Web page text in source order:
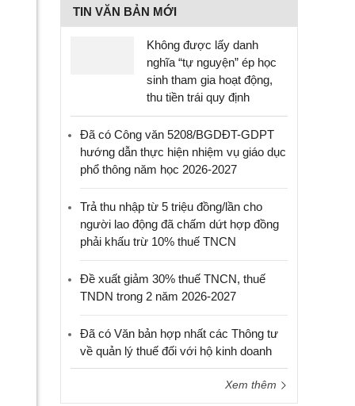
TIN VĂN BẢN MỚI
Không được lấy danh
nghĩa “tự nguyện” ép học
sinh tham gia hoạt động,
thu tiền trái quy định
Đã có Công văn 5208/BGDĐT-GDPT
hướng dẫn thực hiện nhiệm vụ giáo dục
phổ thông năm học 2026-2027
Trả thu nhập từ 5 triệu đồng/lần cho
người lao động đã chấm dứt hợp đồng
phải khấu trừ 10% thuế TNCN
Đề xuất giảm 30% thuế TNCN, thuế
TNDN trong 2 năm 2026-2027
Đã có Văn bản hợp nhất các Thông tư
về quản lý thuế đối với hộ kinh doanh
Xem thêm